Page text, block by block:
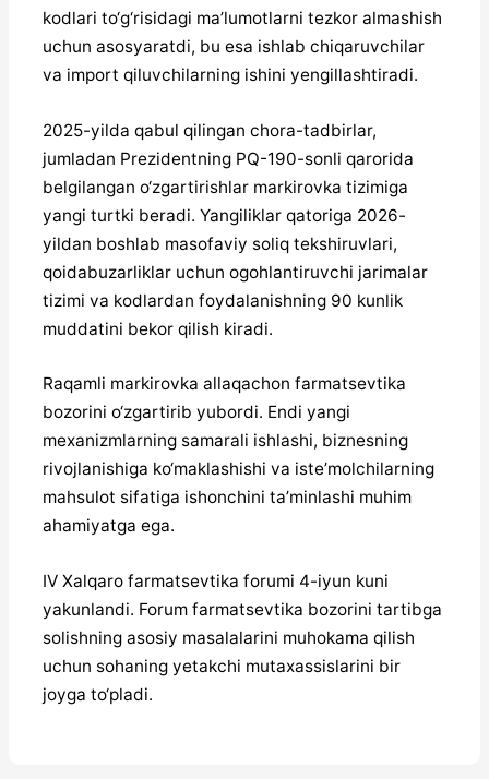
kodlari to‘g‘risidagi ma’lumotlarni tezkor almashish
uchun asosyaratdi, bu esa ishlab chiqaruvchilar
va import qiluvchilarning ishini yengillashtiradi.
2025-yilda qabul qilingan chora-tadbirlar,
jumladan Prezidentning PQ-190-sonli qarorida
belgilangan o‘zgartirishlar markirovka tizimiga
yangi turtki beradi. Yangiliklar qatoriga 2026-
yildan boshlab masofaviy soliq tekshiruvlari,
qoidabuzarliklar uchun ogohlantiruvchi jarimalar
tizimi va kodlardan foydalanishning 90 kunlik
muddatini bekor qilish kiradi.
Raqamli markirovka allaqachon farmatsevtika
bozorini o‘zgartirib yubordi. Endi yangi
mexanizmlarning samarali ishlashi, biznesning
rivojlanishiga ko‘maklashishi va iste’molchilarning
mahsulot sifatiga ishonchini ta’minlashi muhim
ahamiyatga ega.
IV Xalqaro farmatsevtika forumi 4-iyun kuni
yakunlandi. Forum farmatsevtika bozorini tartibga
solishning asosiy masalalarini muhokama qilish
uchun sohaning yetakchi mutaxassislarini bir
joyga to‘pladi.